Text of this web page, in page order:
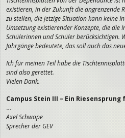
existieren, in der Zukunft die angrenzende
zu stellen, die jetzige Situation kann keine
Umsetzung existierender Konzepte, die die
Schülerinnen und Schüler berücksichtigen.
Jahrgänge bedeutete, das soll auch das
Ich für meinen Teil habe die
sind also gerettet.
Vielen Dank.
Campus Stein III – Ein
…
Axel Schwope
Sprecher der GEV